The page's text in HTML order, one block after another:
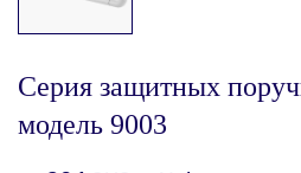
Серия защитных
модель 9003